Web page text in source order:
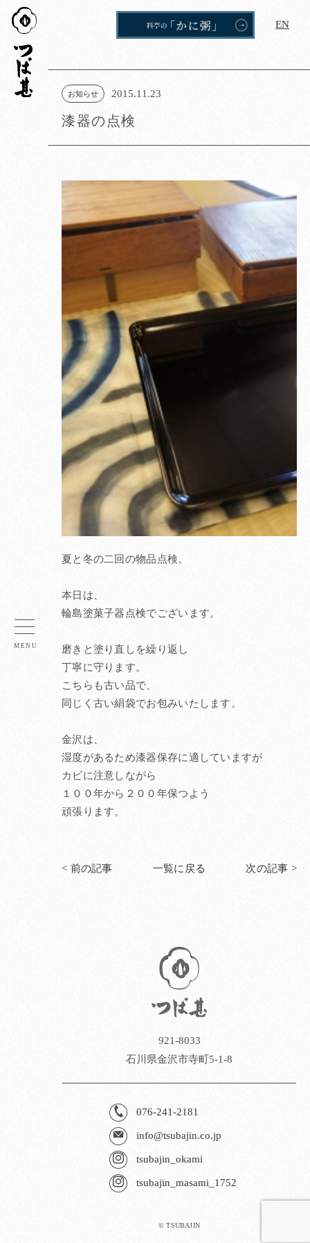
EN
つば
甚
お知らせ 2015.11.23
漆器の点検
夏と冬の二回の物品点検。
本日は、
輪島塗菓子器点検でございます。
磨きと塗り直しを繰り返し
丁寧に守ります。
こちらも古い品で、
同じく古い絹袋でお包みいたします。
金沢は、
湿度があるため漆器保存に適していますが
カビに注意しながら
１００年から２００年保つよう
頑張ります。
< 前の記事 一覧に戻る 次の記事 >
921-8033
石川県金沢市寺町5-1-8
076-241-2181
info@tsubajin.co.jp
tsubajin_okami
tsubajin_masami_1752
© TSUBAJIN